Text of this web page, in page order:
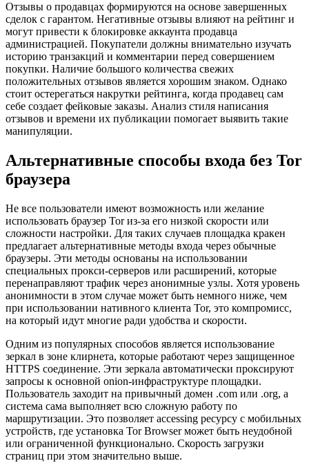
Отзывы о продавцах формируются на основе завершенных
сделок с гарантом. Негативные отзывы влияют на рейтинг и
могут привести к блокировке аккаунта продавца
администрацией. Покупатели должны внимательно изучать
историю транзакций и комментарии перед совершением
покупки. Наличие большого количества свежих
положительных отзывов является хорошим знаком. Однако
стоит остерегаться накрутки рейтинга, когда продавец сам
себе создает фейковые заказы. Анализ стиля написания
отзывов и времени их публикации помогает выявить такие
манипуляции.
Альтернативные способы входа без Tor
браузера
Не все пользователи имеют возможность или желание
использовать браузер Tor из-за его низкой скорости или
сложности настройки. Для таких случаев площадка кракен
предлагает альтернативные методы входа через обычные
браузеры. Эти методы основаны на использовании
специальных прокси-серверов или расширений, которые
перенаправляют трафик через анонимные узлы. Хотя уровень
анонимности в этом случае может быть немного ниже, чем
при использовании нативного клиента Tor, это компромисс,
на который идут многие ради удобства и скорости.
Одним из популярных способов является использование
зеркал в зоне клирнета, которые работают через защищенное
HTTPS соединение. Эти зеркала автоматически проксируют
запросы к основной onion-инфраструктуре площадки.
Пользователь заходит на привычный домен .com или .org, а
система сама выполняет всю сложную работу по
маршрутизации. Это позволяет accessing ресурсу с мобильных
устройств, где установка Tor Browser может быть неудобной
или ограниченной функционально. Скорость загрузки
страниц при этом значительно выше.